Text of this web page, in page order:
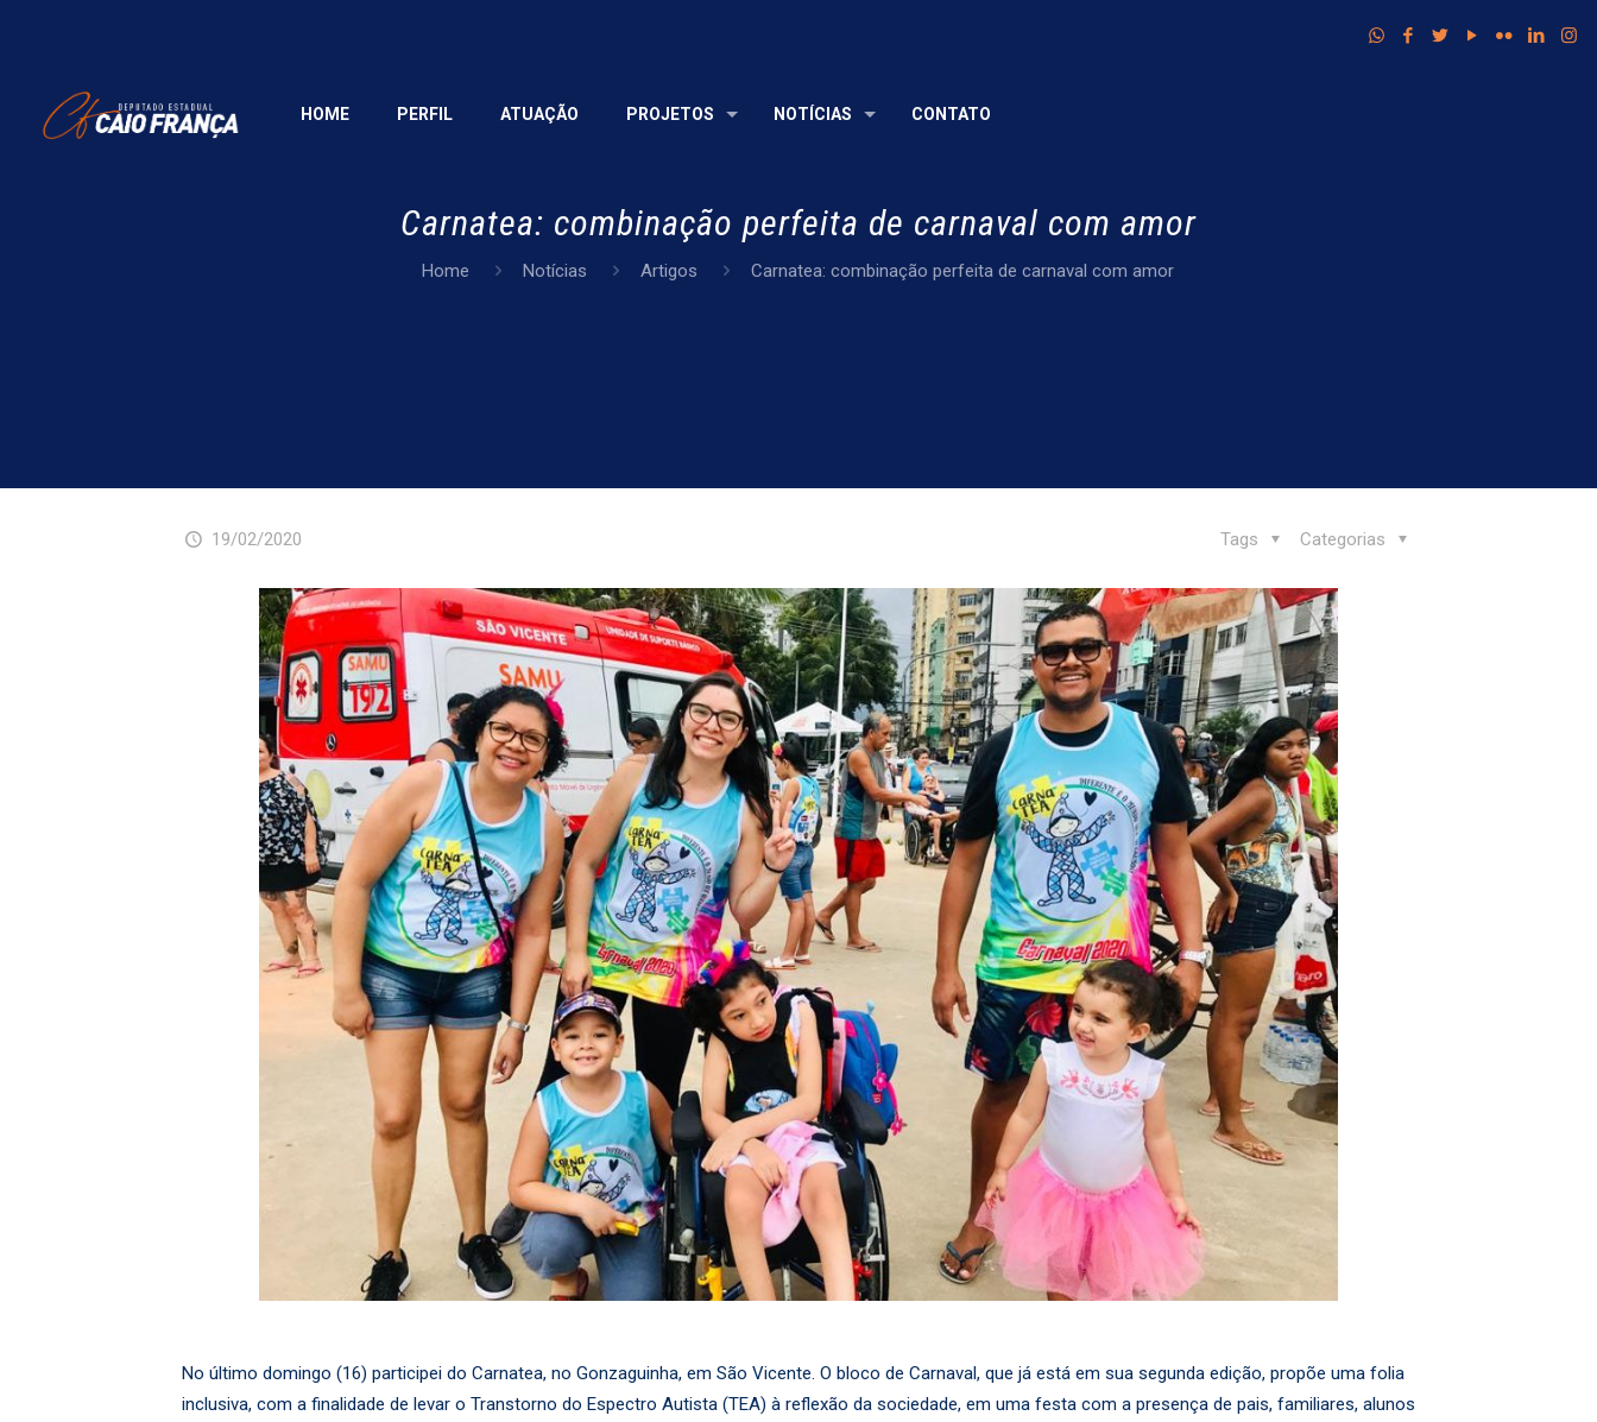
HOME PERFIL ATUAÇÃO PROJETOS NOTÍCIAS CONTATO
Carnatea: combinação perfeita de carnaval com amor
Home Notícias Artigos Carnatea: combinação perfeita de carnaval com amor
19/02/2020 Categorias
Tags
No último domingo (16) participei do Carnatea, no Gonzaguinha, em São Vicente. O bloco de Carnaval, que já está em sua segunda edição, propõe uma folia
inclusiva, com a finalidade de levar o Transtorno do Espectro Autista (TEA) à reflexão da sociedade, em uma festa com a presença de pais, familiares, alunos